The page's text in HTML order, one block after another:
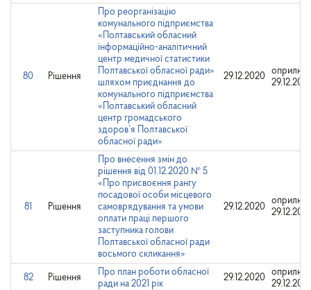
80 Рішення
Про реорганізацію
комунального підприємства
«Полтавський обласний
інформаційно-аналітичний
центр медичної статистики
Полтавської обласної ради»
шляхом приєднання до
комунального підприємства
«Полтавський обласний
центр громадського
здоров’я Полтавської
обласної ради»
29.12.2020
81 Рішення
Про внесення змін до
рішення від 01.12.2020 № 5
«Про присвоєння рангу
посадової особи місцевого
самоврядування та умови
оплати праці першого
заступника голови
Полтавської обласної ради
восьмого скликання»
29.12.2020
82 Рішення
Про план роботи обласної
ради на 2021 рік
29.12.2020